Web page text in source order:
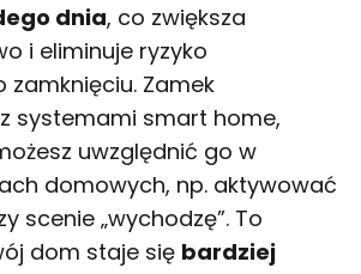
dnia, co zwiększa
i eliminuje ryzyko
zamknięciu. Zamek
systemami smart home,
uwzględnić go w
domowych, np. aktywować
scenie „wychodzę”. To
dom staje się bardziej